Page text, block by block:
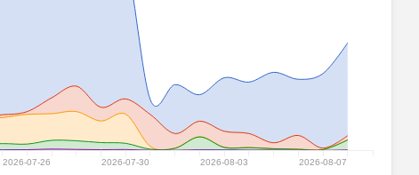
2026-07-26 2026-07-30 2026-08-03 2026-08-07